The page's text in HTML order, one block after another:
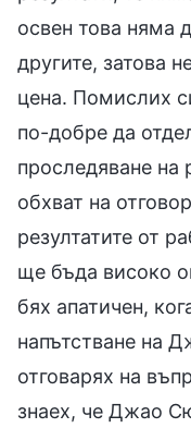
освен това няма
другите, затова
цена. Помислих
по-добре да
проследяване на
обхват на
резултатите от
ще бъда високо
бях апатичен,
напътстване на
отговарях на
знаех, че Джао